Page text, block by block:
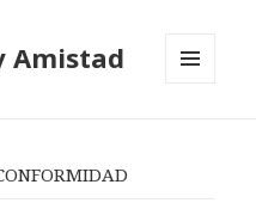
Amistad